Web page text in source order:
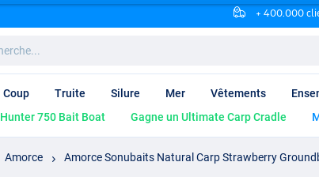
+ 400.000
Coup Truite Silure Mer Vêtements
750 Bait Boat Gagne un Ultimate Carp Cradle
Amorce
Amorce Sonubaits Natural Carp Strawberry